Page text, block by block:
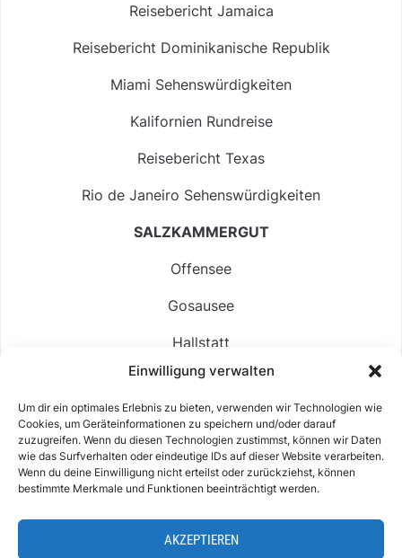
Einwilligung verwalten
Um dir ein optimales Erlebnis zu bieten, verwenden wir Technologien wie
Cookies, um Geräteinformationen zu speichern und/oder darauf
zuzugreifen. Wenn du diesen Technologien zustimmst, können wir Daten
wie das Surfverhalten oder eindeutige IDs auf dieser Website verarbeiten.
Wenn du deine Einwilligung nicht erteilst oder zurückziehst, können
bestimmte Merkmale und Funktionen beeinträchtigt werden.
AKZEPTIEREN
Reisebericht Jamaica
Reisebericht Dominikanische Republik
Miami Sehenswürdigkeiten
Kalifornien Rundreise
Reisebericht Texas
Rio de Janeiro Sehenswürdigkeiten
SALZKAMMERGUT
Offensee
Gosausee
Hallstatt
Langbathsee
Altausseer See
Hintersee
IMPRESSUM & KONTAKT